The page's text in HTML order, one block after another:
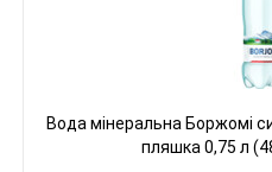
Вода мінеральна Боржомі
пляшка 0,75 л